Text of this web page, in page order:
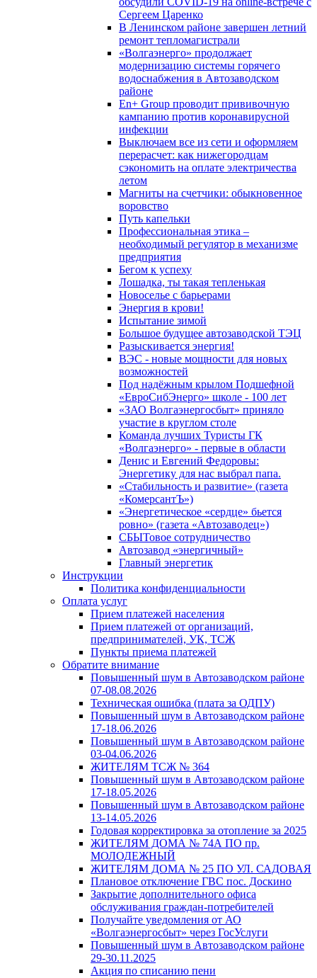
Сергеем Царенко
В Ленинском районе завершен летний
ремонт тепломагистрали
«Волгаэнерго» продолжает
модернизацию системы горячего
водоснабжения в Автозаводском
районе
En+ Group проводит прививочную
кампанию против коронавирусной
инфекции
Выключаем все из сети и оформляем
перерасчет: как нижегородцам
сэкономить на оплате электричества
летом
Магниты на счетчики: обыкновенное
воровство
Путь капельки
Профессиональная этика –
необходимый регулятор в механизме
предприятия
Бегом к успеху
Лошадка, ты такая тепленькая
Новоселье с барьерами
Энергия в крови!
Испытание зимой
Большое будущее автозаводской ТЭЦ
Разыскивается энергия!
ВЭС - новые мощности для новых
возможностей
Под надёжным крылом Подшефной
«ЕвроСибЭнерго» школе - 100 лет
«ЗАО Волгаэнергосбыт» приняло
участие в круглом столе
Команда лучших Туристы ГК
«Волгаэнерго» - первые в области
Денис и Евгений Федоровы:
Энергетику для нас выбрал папа.
«Стабильность и развитие» (газета
«КомерсантЪ»)
«Энергетическое «сердце» бьется
ровно» (газета «Автозаводец»)
СБЫТовое сотрудничество
Автозавод «энергичный»
Главный энергетик
Инструкции
Политика конфиденциальности
Оплата услуг
Прием платежей населения
Прием платежей от организаций,
предпринимателей, УК, ТСЖ
Пункты приема платежей
Обратите внимание
Повышенный шум в Автозаводском районе
07-08.08.2026
Техническая ошибка (плата за ОДПУ)
Повышенный шум в Автозаводском районе
17-18.06.2026
Повышенный шум в Автозаводском районе
03-04.06.2026
ЖИТЕЛЯМ ТСЖ № 364
Повышенный шум в Автозаводском районе
17-18.05.2026
Повышенный шум в Автозаводском районе
13-14.05.2026
Годовая корректировка за отопление за 2025
ЖИТЕЛЯМ ДОМА № 74А ПО пр.
МОЛОДЕЖНЫЙ
ЖИТЕЛЯМ ДОМА № 25 ПО УЛ. САДОВАЯ
Плановое отключение ГВС пос. Доскино
Закрытие дополнительного офиса
обслуживания граждан-потребителей
Получайте уведомления от АО
«Волгаэнергосбыт» через ГосУслуги
Повышенный шум в Автозаводском районе
29-30.11.2025
Акция по списанию пени